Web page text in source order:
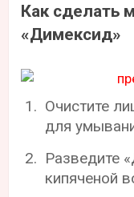
Как сделать
«Димексид»
Очистите
для
Разведите
кипяченой